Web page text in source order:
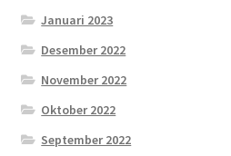
Januari 2023
Desember 2022
November 2022
Oktober 2022
September 2022